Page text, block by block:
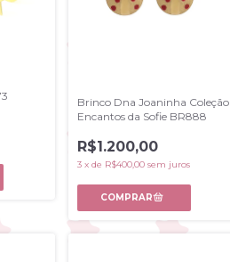
Brinco Dna Joaninha Coleção
Encantos da Sofie BR888
R$1.200,00
3 x de R$400,00 sem juros